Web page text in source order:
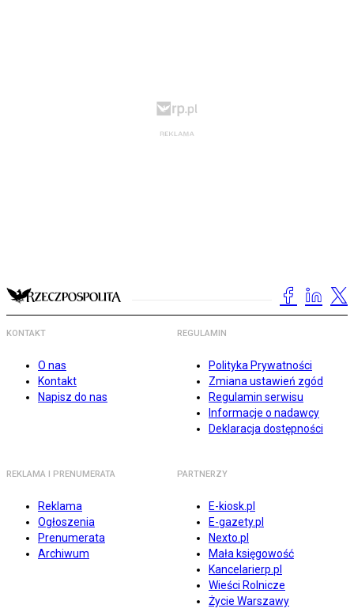
KONTAKT
O nas
Kontakt
Napisz do nas
REGULAMIN
Polityka Prywatności
Zmiana ustawień zgód
Regulamin serwisu
Informacje o nadawcy
Deklaracja dostępności
REKLAMA I PRENUMERATA
Reklama
Ogłoszenia
Prenumerata
Archiwum
PARTNERZY
E-kiosk.pl
E-gazety.pl
Nexto.pl
Mała księgowość
Kancelarierp.pl
Wieści Rolnicze
Życie Warszawy